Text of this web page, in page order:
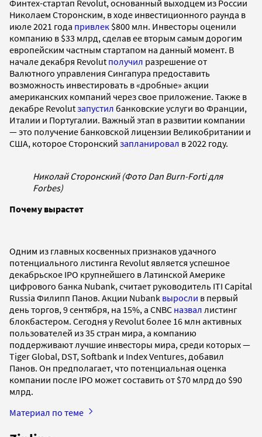
Финтех-стартап Revolut, основанный выходцем из России
Николаем Сторонским, в ходе инвестиционного раунда в
июле 2021 года привлек $800 млн. Инвесторы оценили
компанию в $33 млрд, сделав ее вторым самым дорогим
европейским частным стартапом на данный момент. В
начале декабря Revolut получил разрешение от
Валютного управления Сингапура предоставить
возможность инвестировать в «дробные» акции
американских компаний через свое приложение. Также в
декабре Revolutзапустил банковские услуги во Франции,
Италии и Португалии. Важный этап в развитии компании
— это получение банковской лицензии Великобритании и
США, которое Сторонский запланировал в 2022 году.
Николай Сторонский (Фото Dan Burn-Forti для
Forbes)
Почему вырастет
Одним из главных косвенных признаков удачного
потенциального листинга Revolut является успешное
декабрьское IPO крупнейшего в Латинской Америке
цифрового банка Nubank, считает руководитель ITI Capital
Russia Филипп Панов. Акции Nubank выросли в первый
день торгов, 9 сентября, на 15%, а CNBC назвал листинг
блокбастером. Сегодня у Revolut более 16 млн активных
пользователей из 35 стран мира, а компанию
поддерживают лучшие инвесторы мира, среди которых —
Tiger Global, DST, Softbank и Index Ventures, добавил
Панов. Он предполагает, что потенциальная оценка
компании после IPO может составить от $70 млрд до $90
млрд.
Материал по теме